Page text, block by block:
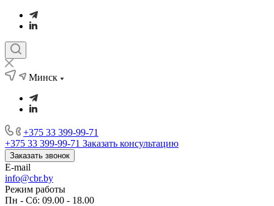
Минск
+375 33 399-99-71
+375 33 399-99-71 Заказать консультацию
Заказать звонок
E-mail
info@cbr.by
Режим работы
Пн - Сб: 09.00 - 18.00